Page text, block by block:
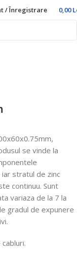
/ Înregistrare 0,00
se vinde la
stratul de zinc
continuu. Sunt
variaza de la 7 la
gradul de expunere